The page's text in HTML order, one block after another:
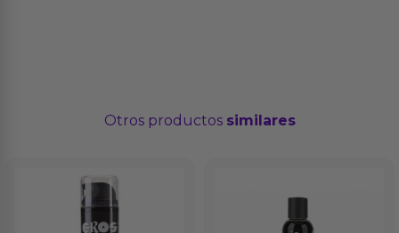
Otros productos similares